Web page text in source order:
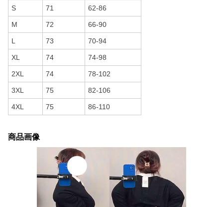
S 71 62-86
M 72 66-90
L 73 70-94
XL 74 74-98
2XL 74 78-102
3XL 75 82-106
4XL 75 86-110
商品画像